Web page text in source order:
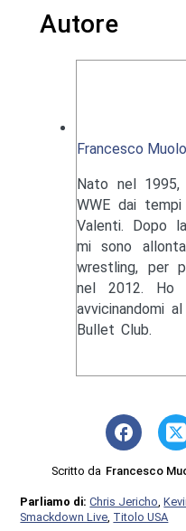
Autore
Francesco Muolo
Nato nel
WWE dai
Valenti. Dopo
mi sono
wrestling, per
nel 2012. Ho
avvicinandomi
Bullet Club.
Scritto da Francesco
Parliamo di:Chris Jericho,
Smackdown Live, Titolo USA